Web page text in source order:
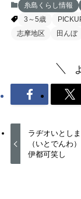
糸島くらし情報
3～5歳
志摩地区
田んぼ
ラヂオいとし
（いとでんわ
伊都可笑し